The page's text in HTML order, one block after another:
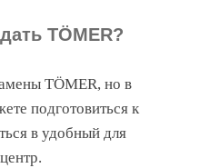
TÖMER?
TÖMER, но в
подготовиться к
в удобный для